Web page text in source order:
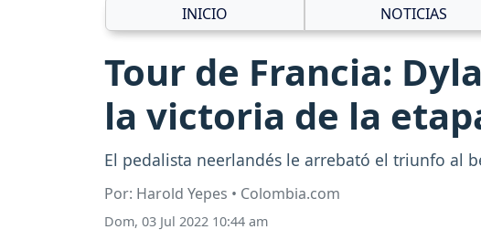
INICIO NOTICIAS
Tour de Francia:
la victoria de la
El pedalista neerlandés le arrebató el triunfo al
Por: Harold Yepes • Colombia.com
Dom, 03 Jul 2022 10:44 am